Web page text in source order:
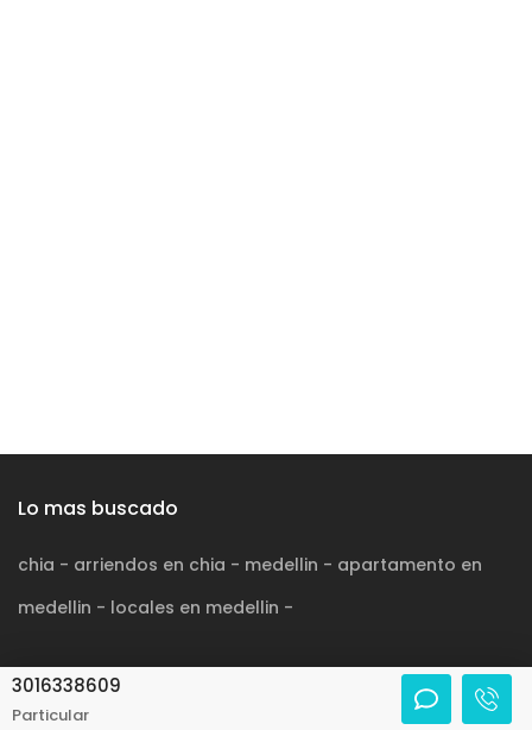
3016338609
Particular
Lo mas buscado
chia - arriendos en chia - medellin - apartamento en
medellin - locales en medellin -
© 2026 BienesOnline ® Terminos y condiciones